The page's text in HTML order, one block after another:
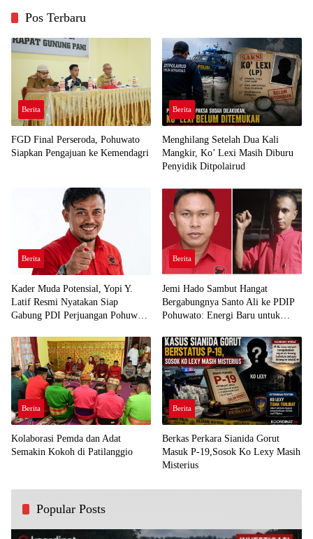
Pos Terbaru
Berita
FGD Final Perseroda, Pohuwato
Siapkan Pengajuan ke Kemendagri
Berita
Menghilang Setelah Dua Kali
Mangkir, Ko’ Lexi Masih Diburu
Penyidik Ditpolairud
Berita
Kader Muda Potensial, Yopi Y.
Latif Resmi Nyatakan Siap
Gabung PDI Perjuangan Pohuwato
Berita
Jemi Hado Sambut Hangat
Bergabungnya Santo Ali ke PDIP
Pohuwato: Energi Baru untuk
Berita
Kolaborasi Pemda dan Adat
Semakin Kokoh di Patilanggio
Berita
Berkas Perkara Sianida Gorut
Masuk P-19,Sosok Ko Lexy Masih
Misterius
Popular Posts